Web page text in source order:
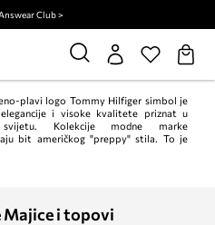
Club >
plavi logo Tommy Hilfiger simbol je
i visoke kvalitete priznat u
Kolekcije modne marke
bit američkog "preppy" stila. To je
Majice i topovi